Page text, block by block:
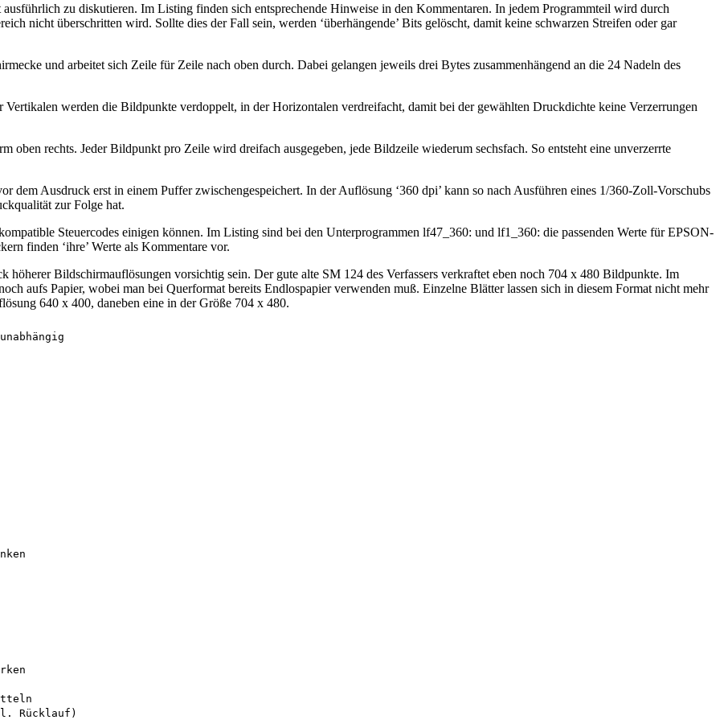
zu diskutieren. Im Listing finden sich entsprechende Hinweise in den Kommentaren. In jedem Programmteil wird durch
nicht überschritten wird. Sollte dies der Fall sein, werden ‘überhängende’ Bits gelöscht, damit keine schwarzen Streifen oder gar
und arbeitet sich Zeile für Zeile nach oben durch. Dabei gelangen jeweils drei Bytes zusammenhängend an die 24 Nadeln des
werden die Bildpunkte verdoppelt, in der Horizontalen verdreifacht, damit bei der gewählten Druckdichte keine Verzerrungen
oben rechts. Jeder Bildpunkt pro Zeile wird dreifach ausgegeben, jede Bildzeile wiederum sechsfach. So entsteht eine unverzerrte
dem Ausdruck erst in einem Puffer zwischengespeichert. In der Auflösung ‘360 dpi’ kann so nach Ausführen eines 1/360-Zoll-Vorschubs
zur Folge hat.
Steuercodes einigen können. Im Listing sind bei den Unterprogrammen lf47_360: und lf1_360: die passenden Werte für EPSON-
finden ‘ihre’ Werte als Kommentare vor.
höherer Bildschirmauflösungen vorsichtig sein. Der gute alte SM 124 des Verfassers verkraftet eben noch 704 x 480 Bildpunkte. Im
aufs Papier, wobei man bei Querformat bereits Endlospapier verwenden muß. Einzelne Blätter lassen sich in diesem Format nicht mehr
640 x 400, daneben eine in der Größe 704 x 480.
put (pc),a2
        move.w  #27,d7
        bsr     out
        move.w  #42,d7
        bsr     out
        move.w  #39,d7
        bsr     out
        move.b  d5,d7       ; Drucker auf Anzahl Bytes vorbereiten 
        bsr     out         ; lobyte
        ror.l   #8,d5
        move.b  d5,d7
        bsr     out         ; hibyte
nextdrl1: move.b (a2)+,d7   ; Daten senden
        bsr     out
        move.b  (a2)+,d7
        cmpi.w  #1,colpline ; wenn 2 col. Überhang, diese löschen
        bge.s   drucken
        clr.l   d7
drucke11: bsr   out
        move.b  (a2)+,d7
        cmpi.w  #1,colpline ; wenn 1 col. Überhang, diese löschen
        bgt.s   drucke21
        clr.l   d7
drucke21: bsr   out
        dbra    d1,nextdrl1
        rts
druckez2: move.w xresolut,d1 ; Ausgeben einer Druckzeile im Normalformat 
        move.l  d1,d4
        subq.l  #1,d1
        lea.l   put(pc),a2
        move.l  #27,d7       ; Drucker vorher,
        bsr     out
        move.l  #42,d7
        bsr     out
        move.l  #38,d7
        bsr     out
        move.b  d4,d7        ; lobyte
        bsr     out
        ror.l   #8,d4        ; hibyte
        move.b  d4,d7
        bsr     out
nextdrl2: move.b (a2)+,d7
        bsr     out
        move.b  (a2)+,d7
        bsr     out
        move.b  (a2)+,d7
        bsr     out
        dbra    d1,nextdrl2
        rts
druckez3: move.w scanlins,d6 ; Ausgeben einer Druckzeile im Querformat 
        move.w  d6,d4
        mulu.w  #2,d4        ; es werden 2 x Anzahl Scanlines ausgeg.